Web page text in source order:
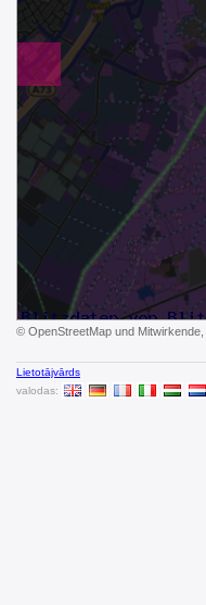
© OpenStreetMap und Mitwirkende,
Lietotājvārds
valodas: